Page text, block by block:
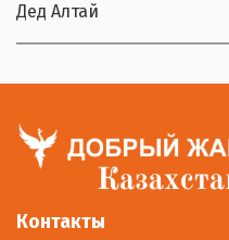
Дед Алтай
Контакты